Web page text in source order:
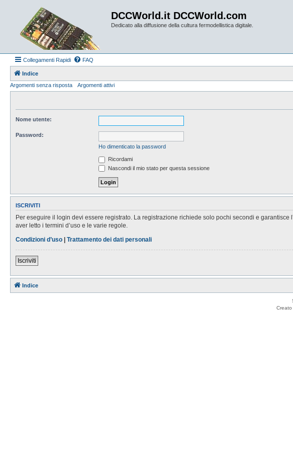
DCCWorld.it DCCWorld.com
Dedicato alla diffusione della cultura fermodellistica digitale.
Collegamenti Rapidi FAQ
Indice
Argomenti senza risposta
Argomenti attivi
Nome utente:
Password:
Ho dimenticato la password
Ricordami
Nascondi il mio stato per questa sessione
ISCRIVITI
Per eseguire il login devi essere registrato. La registrazione richiede solo pochi secondi e
aver letto i termini d’uso e le varie regole.
Condizioni d’uso | Trattamento dei dati personali
Iscriviti
Indice
Creato